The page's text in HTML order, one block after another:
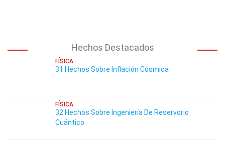
Hechos Destacados
FÍSICA
31 Hechos Sobre Inflación Cósmica
FÍSICA
32 Hechos Sobre Ingeniería De Reservorio
Cuántico